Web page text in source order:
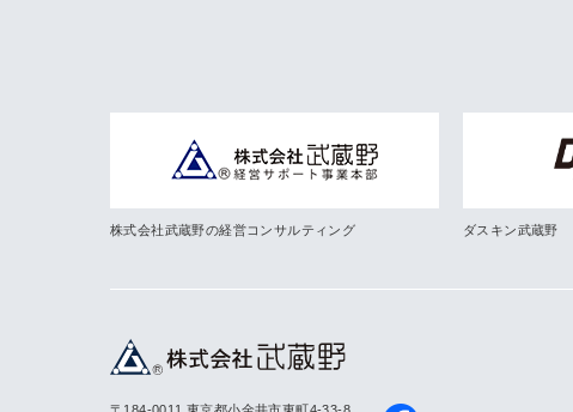
株式会社武蔵野の経営コンサルティング ダスキン武蔵野